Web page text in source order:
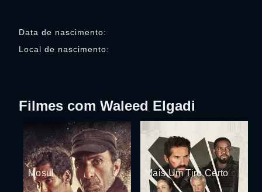
Data de nascimento:
Local de nascimento:
Filmes com Waleed Elgadi
Mosul Mais Um Tiro Certo